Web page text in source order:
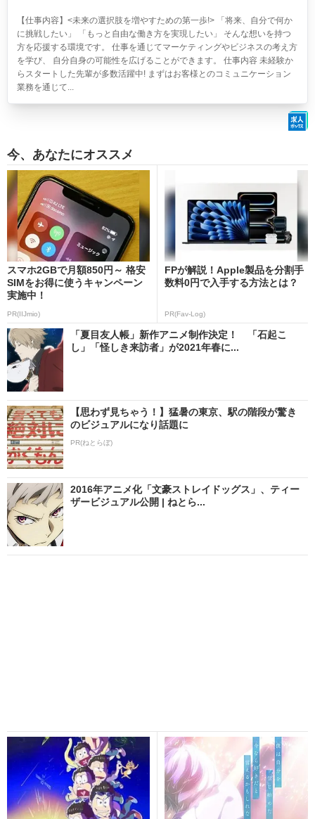
【仕事内容】<未来の選択肢を増やすための第一歩!> 「将来、自分で何か
に挑戦したい」 「もっと自由な働き方を実現したい」 そんな想いを持つ
方を応援する環境です。 仕事を通じてマーケティングやビジネスの考え方
を学び、 自分自身の可能性を広げることができます。 仕事内容 未経験か
らスタートした先輩が多数活躍中! まずはお客様とのコミュニケーション
業務を通じて...
今、あなたにオススメ
スマホ2GBで月額850円～ 格安
SIMをお得に使うキャンペーン
実施中！
PR(IIJmio)
FPが解説！Apple製品を分割手
数料0円で入手する方法とは？
PR(Fav-Log)
「夏目友人帳」新作アニメ制作決定！ 「石起こ
し」「怪しき来訪者」が2021年春に...
【思わず見ちゃう！】猛暑の東京、駅の階段が驚き
のビジュアルになり話題に
PR(ねとらぼ)
2016年アニメ化「文豪ストレイドッグス」、ティー
ザービジュアル公開 | ねとら...